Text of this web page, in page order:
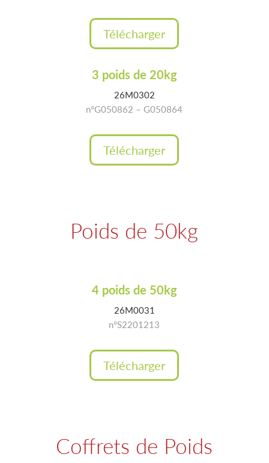
Télécharger
3 poids de 20kg
26M0302
n°G050862 – G050864
Télécharger
Poids de 50kg
4 poids de 50kg
26M0031
n°S2201213
Télécharger
Coffrets de Poids